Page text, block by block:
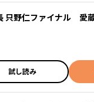
只野仁ファイナル 愛
試し読み